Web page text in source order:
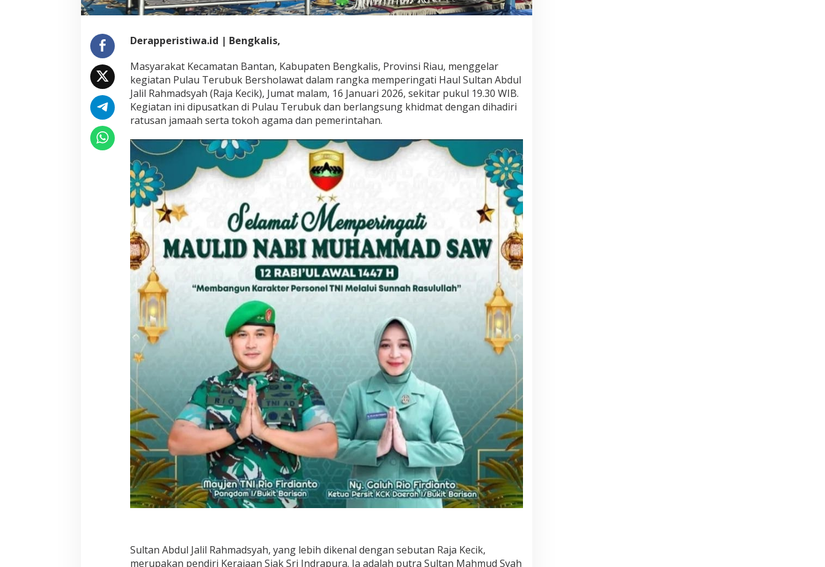
Derapperistiwa.id | Bengkalis,
Masyarakat Kecamatan Bantan, Kabupaten Bengkalis, Provinsi Riau, menggelar
kegiatan Pulau Terubuk Bersholawat dalam rangka memperingati Haul Sultan Abdul
Jalil Rahmadsyah (Raja Kecik), Jumat malam, 16 Januari 2026, sekitar pukul 19.30 WIB.
Kegiatan ini dipusatkan di Pulau Terubuk dan berlangsung khidmat dengan dihadiri
ratusan jamaah serta tokoh agama dan pemerintahan.
Sultan Abdul Jalil Rahmadsyah, yang lebih dikenal dengan sebutan Raja Kecik,
merupakan pendiri Kerajaan Siak Sri Indrapura. Ia adalah putra Sultan Mahmud Syah